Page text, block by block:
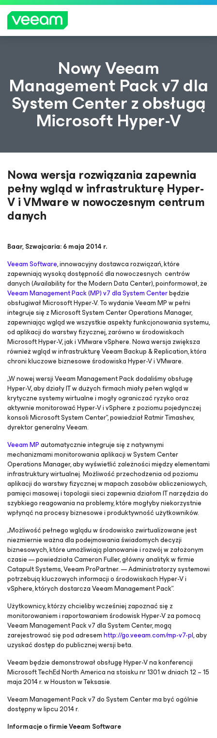
Wskazówki firmy Veeam dla klientów, których
dotyczy aktualizacja treści CrowdStrike
WIĘCEJ
INFORMA
CJI
Nowy Veeam
Management Pack v7 dla
System Center z obsługą
Microsoft Hyper-V
Nowa wersja rozwiązania zapewnia
pełny wgląd w infrastrukturę Hyper-
V i VMware w nowoczesnym centrum
danych
Baar, Szwajcaria: 6 maja 2014 r.
Veeam Software, innowacyjny dostawca rozwiązań, które
zapewniają wysoką dostępność dla nowoczesnych centrów
danych (Availability for the Modern Data Center), poinformował, że
Veeam Management Pack (MP) v7 dla System Centerbędzie
obsługiwał Microsoft Hyper-V. To wydanie Veeam MP w pełni
integruje się z Microsoft System Center Operations Manager,
zapewniając wgląd we wszystkie aspekty funkcjonowania systemu,
od aplikacji do warstwy fizycznej, zarówno w środowiskach
Microsoft Hyper-V, jak i VMware vSphere. Nowa wersja zwiększa
również wgląd w infrastrukturę Veeam Backup & Replication, która
chroni kluczowe biznesowe środowiska Hyper-V i VMware.
„W nowej wersji Veeam Management Pack dodaliśmy obsługę
Hyper-V, aby działy IT w dużych firmach miały pełen wgląd w
krytyczne systemy wirtualne i mogły ograniczać ryzyko oraz
aktywnie monitorować Hyper-V i vSphere z poziomu pojedynczej
konsoli Microsoft System Center”, powiedział Ratmir Timashev,
dyrektor generalny Veeam.
Veeam MPautomatycznie integruje się z natywnymi
mechanizmami monitorowania aplikacji w System Center
Operations Manager, aby wyświetlić zależności między elementami
infrastruktury wirtualnej. Możliwość przechodzenia od poziomu
aplikacji do warstwy fizycznej w mapach zasobów obliczeniowych,
pamięci masowej i topologii sieci zapewnia działom IT narzędzia do
szybkiego reagowania na problemy, które mogłyby niekorzystnie
wpłynąć na procesy biznesowe i produktywność użytkowników.
„Możliwość pełnego wglądu w środowisko zwirtualizowane jest
niezmiernie ważna dla podejmowania świadomych decyzji
biznesowych, które umożliwiają planowanie i rozwój w założonym
czasie — powiedziała Cameron Fuller, główny analityk w firmie
Catapult Systems, Veeam ProPartner. — Administratorzy systemowi
potrzebują kluczowych informacji o środowiskach Hyper-V i
vSphere, których dostarcza Veeam Management Pack”.
Użytkownicy, którzy chcieliby wcześniej zapoznać się z
monitorowaniem i raportowaniem środowisk Hyper-V za pomocą
Veeam Management Pack v7 dla System Center, mogą
zarejestrować się pod adresemhttp://go.veeam.com/mp-v7-pl, aby
uzyskać dostęp do publicznej wersji beta.
Veeam będzie demonstrował obsługę Hyper-V na konferencji
Microsoft TechEd North America na stoisku nr 1301 w dniach 12 – 15
maja 2014 r. w Houston w Teksasie.
Veeam Management Pack v7 do System Center ma być ogólnie
dostępny w lipcu 2014 r.
Informacje o firmie Veeam Software